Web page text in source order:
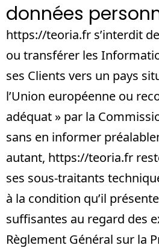
données
https://teoria.fr s’interdit
ou transférer les
ses Clients vers un pays
l’Union européenne ou
adéquat » par la
sans en informer
autant, https://teoria.fr
ses sous-traitants
à la condition qu’il
suffisantes au regard des
Règlement Général sur la